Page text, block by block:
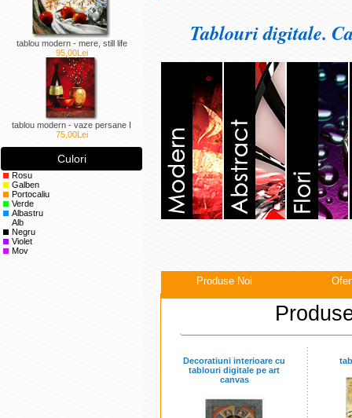
tablou modern - mere, still life
95,00Lei
tablou modern - vaze persane I
75,00Lei
Culori
Rosu
Galben
Portocaliu
Verde
Albastru
Alb
Negru
Violet
Mov
Tablouri digitale.
Produse Noi
Decoratiuni interioare cu
tablouri digitale pe art
canvas